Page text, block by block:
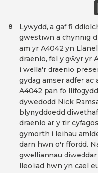
Lywydd, a gaf fi
gwestiwn a chynnig
am yr A4042 yn
draenio, fel y gŵyr yr
i wella'r draenio
gydag amser adfer ac
A4042 pan fo
dywedodd Nick
blynyddoedd
draenio ar y tir
gymorth i leihau
darn hwn o'r ffordd.
gwelliannau
lleoliad hwn yn cael
8